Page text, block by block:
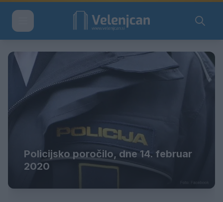
Policijsko poročilo, dne 14. februar
2020